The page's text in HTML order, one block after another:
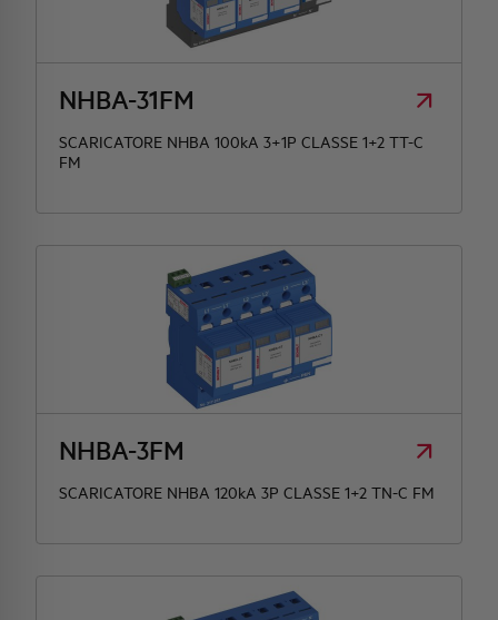
NHBA-31FM
SCARICATORE NHBA 100kA 3+1P CLASSE 1+2 TT-C
FM
NHBA-3FM
SCARICATORE NHBA 120kA 3P CLASSE 1+2 TN-C FM